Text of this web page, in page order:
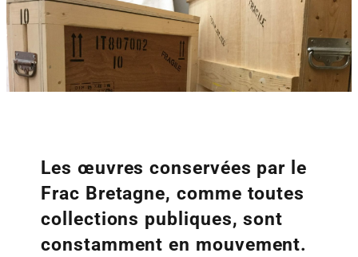
Les œuvres conservées par le
Frac Bretagne, comme toutes
collections publiques, sont
constamment en mouvement.